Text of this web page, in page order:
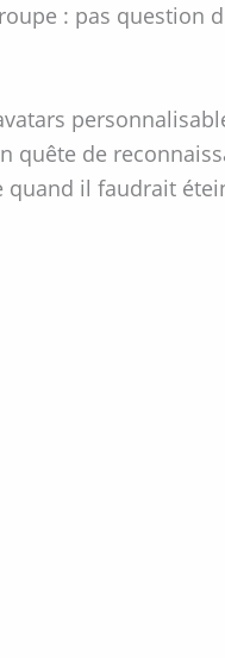
: pas question
de
il faudrait